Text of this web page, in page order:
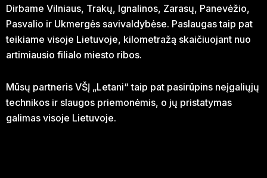
Dirbame Vilniaus, Trakų, Ignalinos, Zarasų, Panevėžio,
Pasvalio ir Ukmergės savivaldybėse. Paslaugas taip pat
teikiame visoje Lietuvoje, kilometražą skaičiuojant nuo
artimiausio filialo miesto ribos.
Mūsų partneris VŠĮ „Letani“ taip pat pasirūpins neįgaliųjų
technikos ir slaugos priemonėmis, o jų pristatymas
galimas visoje Lietuvoje.